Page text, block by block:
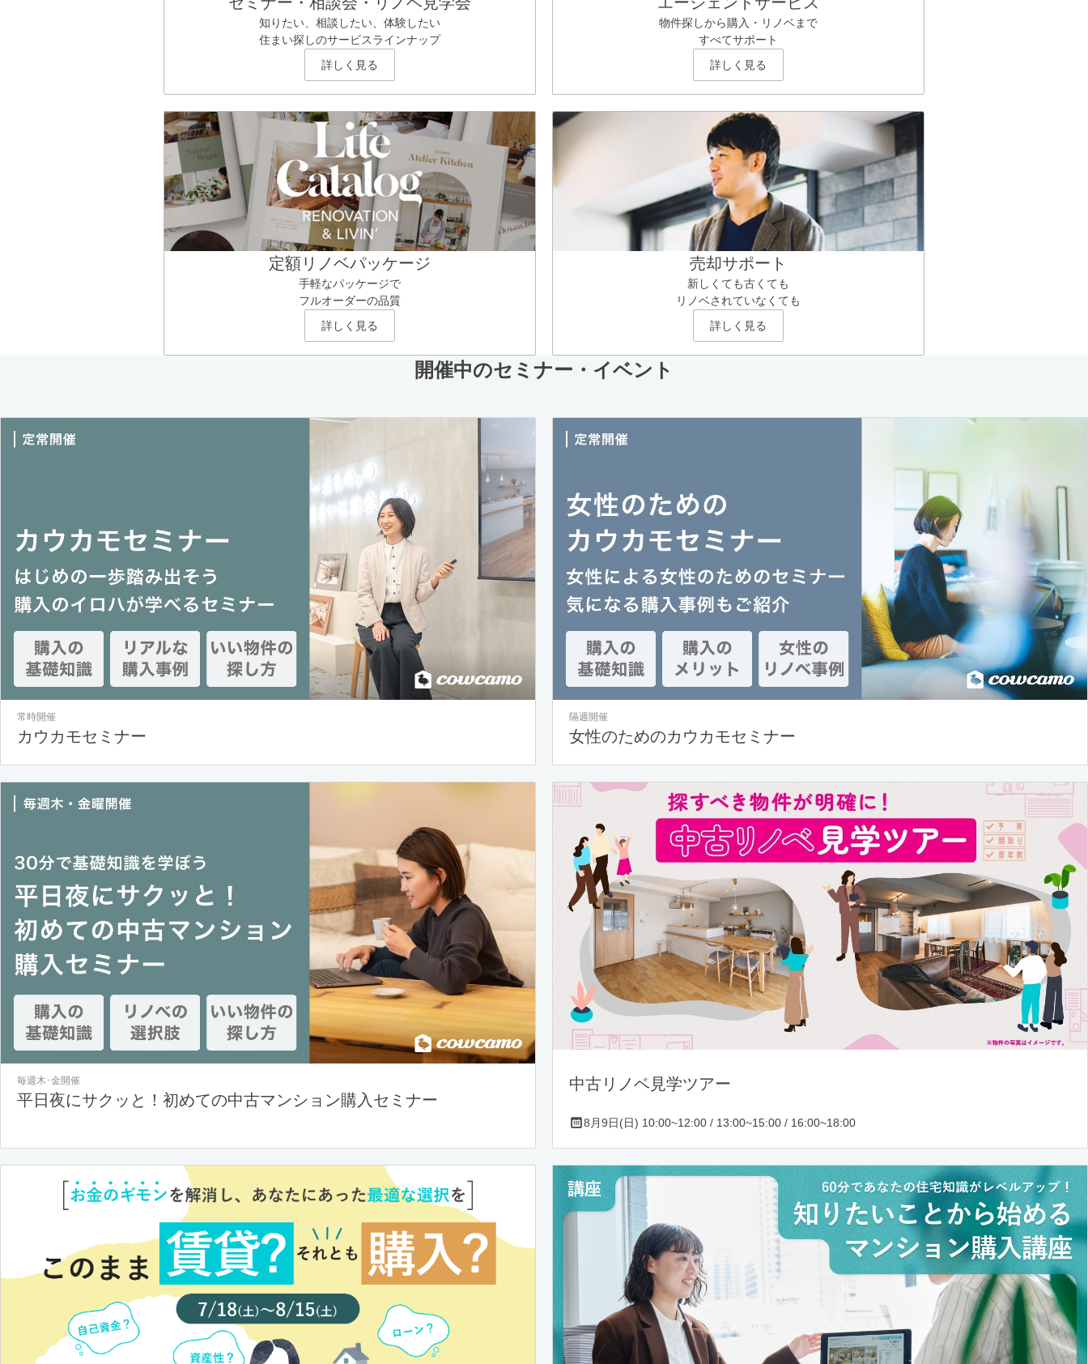
知りたい、相談したい、体験したい
住まい探しのサービスラインナップ
詳しく見る
物件探しから購入・リノベまで
すべてサポート
詳しく見る
定額リノベパッケージ
手軽なパッケージで
フルオーダーの品質
詳しく見る
売却サポート
新しくても古くても
リノベされていなくても
詳しく見る
開催中のセミナー・イベント
常時開催
カウカモセミナー
隔週開催
女性のためのカウカモセミナー
毎週木･金開催
平日夜にサクッと！初めての中古マンション購入セミナー
中古リノベ見学ツアー
8月9日(日) 10:00~12:00 / 13:00~15:00 / 16:00~18:00